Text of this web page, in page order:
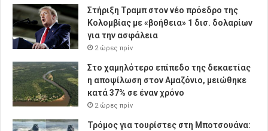
Στήριξη Τραμπ στον νέο πρόεδρο της
Κολομβίας με «βοήθεια» 1 δισ. δολαρίων
για την ασφάλεια
2 ώρες πρίν
Στο χαμηλότερο επίπεδο της δεκαετίας
η αποψίλωση στον Αμαζόνιο, μειώθηκε
κατά 37% σε έναν χρόνο
2 ώρες πρίν
Τρόμος για τουρίστες στη Μποτσουάνα: